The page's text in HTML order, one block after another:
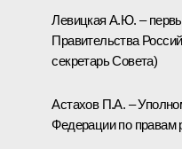
Левицкая А.Ю. –
Правительства
секретарь Совета)
Астахов П.А. –
Федерации по правам